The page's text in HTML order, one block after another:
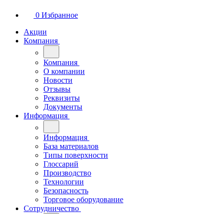
0 Избранное
Акции
Компания
Компания
О компании
Новости
Отзывы
Реквизиты
Документы
Информация
Информация
База материалов
Типы поверхности
Глоссарий
Производство
Технологии
Безопасность
Торговое оборудование
Сотрудничество